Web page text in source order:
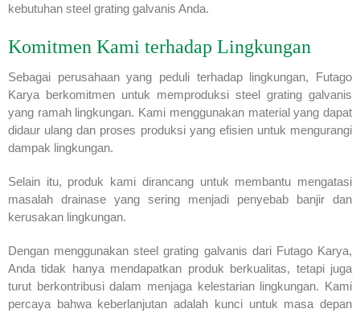
kebutuhan steel grating galvanis Anda.
Komitmen Kami terhadap Lingkungan
Sebagai perusahaan yang peduli terhadap lingkungan, Futago
Karya berkomitmen untuk memproduksi steel grating galvanis
yang ramah lingkungan. Kami menggunakan material yang dapat
didaur ulang dan proses produksi yang efisien untuk mengurangi
dampak lingkungan.
Selain itu, produk kami dirancang untuk membantu mengatasi
masalah drainase yang sering menjadi penyebab banjir dan
kerusakan lingkungan.
Dengan menggunakan steel grating galvanis dari Futago Karya,
Anda tidak hanya mendapatkan produk berkualitas, tetapi juga
turut berkontribusi dalam menjaga kelestarian lingkungan. Kami
percaya bahwa keberlanjutan adalah kunci untuk masa depan